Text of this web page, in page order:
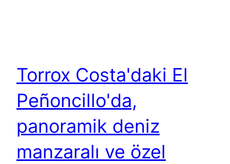
Torrox Costa'daki El
Peñoncillo'da,
panoramik deniz
manzaralı ve özel